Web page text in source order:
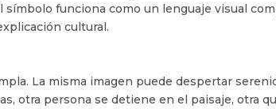
funciona como un lenguaje visual
cultural.
La misma imagen puede despertar
otra persona se detiene en el paisaje, otra